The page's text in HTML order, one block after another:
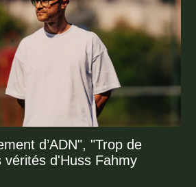
d’ADN", "Trop de
vérités d'Huss Fahmy